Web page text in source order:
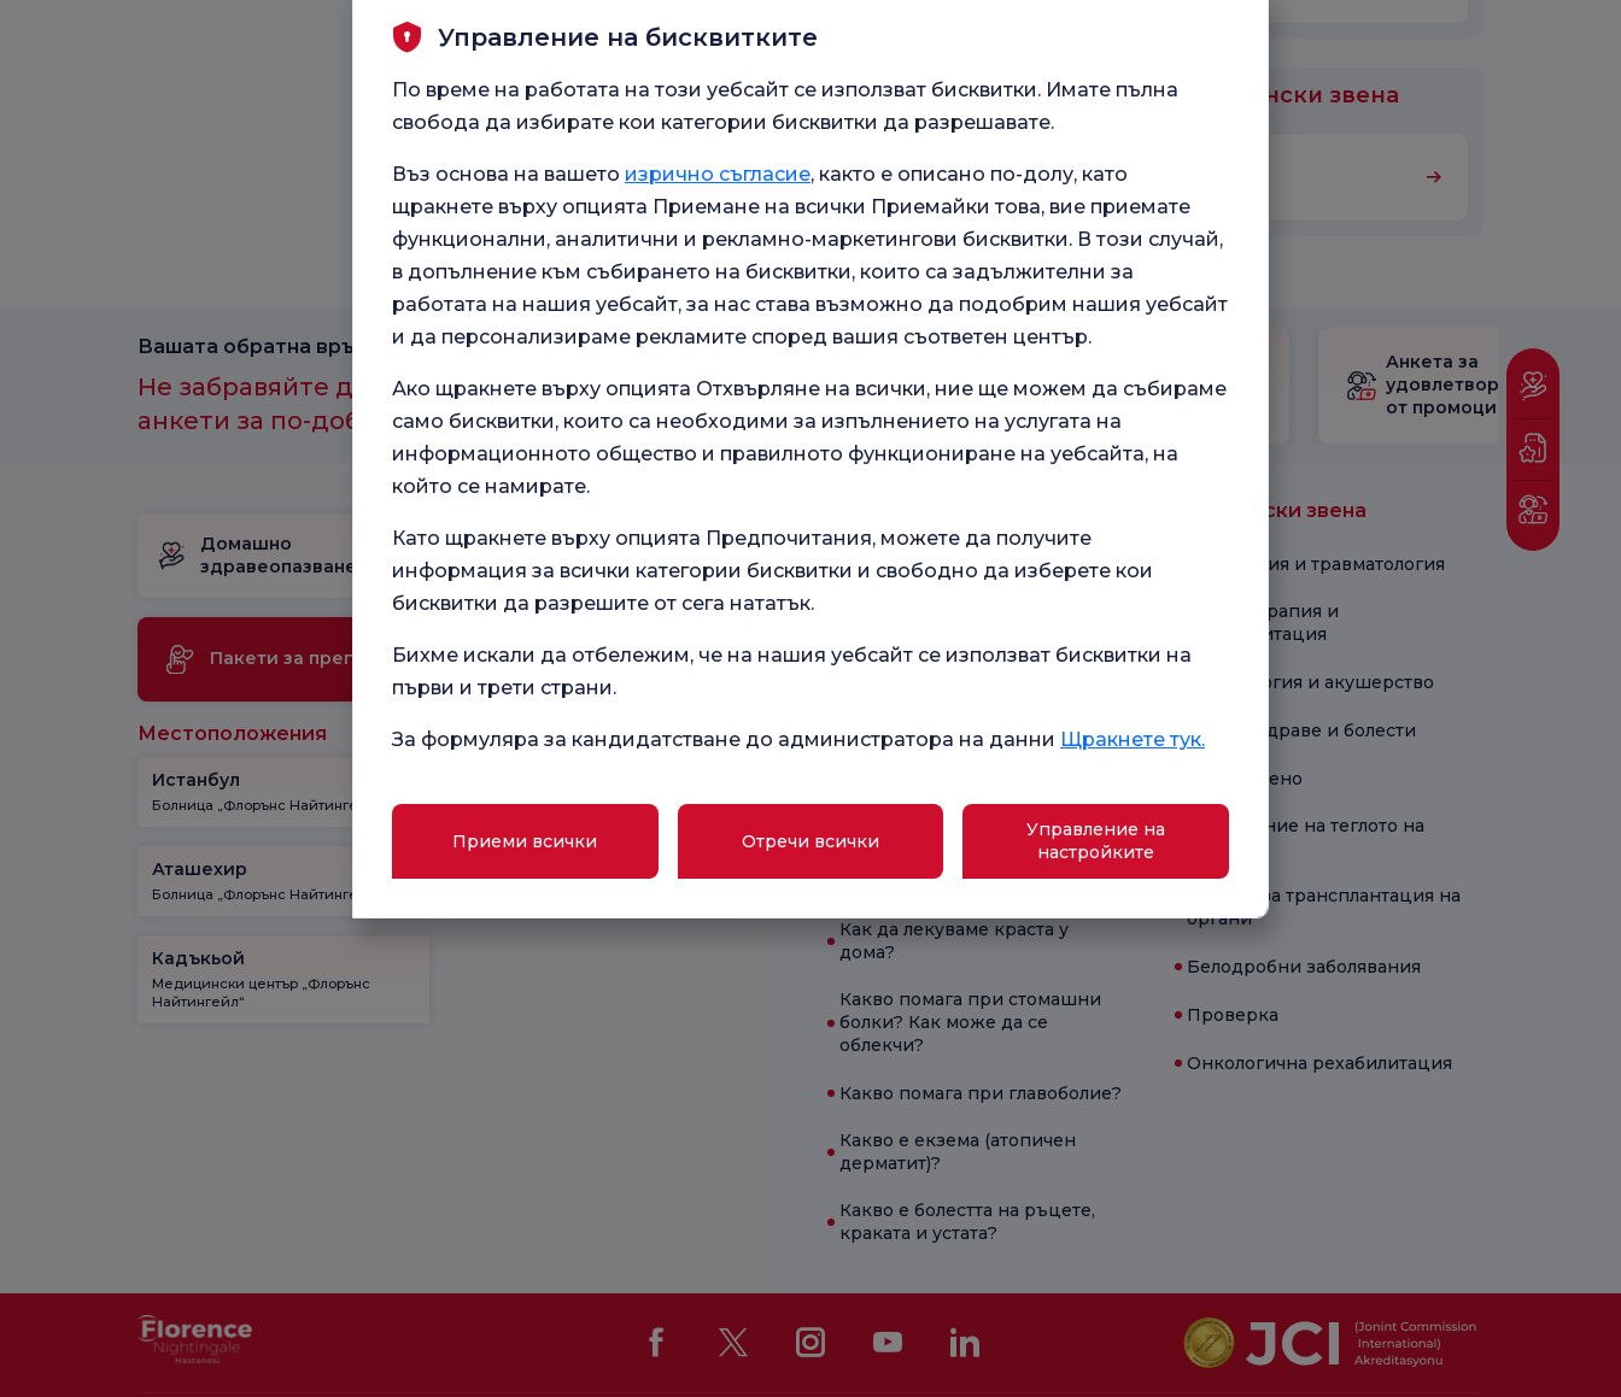
Работили са медицински звена
радиологични
Домашно
здравеопазване
Пакет за
раждане
Училище за
бременност
Пакети за преглед
Медицински
технологии
Местоположения
Истанбул
Болница „Флорънс Найтингейл“ Болница „Флорънс Найтингейл“
Аташехир
Болница „Флорънс Найтингейл“
Кадъкьой
Медицински център „Флорънс
Найтингейл“
състояние
Какви са симптомите на
дефицит на B12?
хемороидите?
Кога трябва да се направи тест
за бременност?
Как да лекуваме краста у
дома?
Какво помага при стомашни
болки? Как може да се
облекчи?
Какво помага при главоболие?
Какво е екзема (атопичен
дерматит)?
Какво е болестта на ръцете,
краката и устата?
Медицински звена
Ортопедия и травматология
Физиотерапия и
рехабилитация
Гинекология и акушерство
Детско здраве и болести
Новородено
Управление на теглото на
Център за трансплантация на
органи
Белодробни заболявания
Проверка
Онкологична рехабилитация
Вашата обратна връзка е важна за нас.
Не забравяйте да участвате в нашите
анкети за по-добро здравно изживяване.
удовлетворение
Анкетата за
Анкета за
удовлетвореност
от промоцията
Управление на бисквитките
По време на работата на този уебсайт се използват бисквитки. Имате пълна
свобода да избирате кои категории бисквитки да разрешавате.
Въз основа на вашето изрично съгласие, както е описано по-долу, като
щракнете върху опцията Приемане на всички Приемайки това, вие приемате
функционални, аналитични и рекламно-маркетингови бисквитки. В този случай,
в допълнение към събирането на бисквитки, които са задължителни за
работата на нашия уебсайт, за нас става възможно да подобрим нашия уебсайт
и да персонализираме рекламите според вашия съответен център.
Ако щракнете върху опцията Отхвърляне на всички, ние ще можем да събираме
само бисквитки, които са необходими за изпълнението на услугата на
информационното общество и правилното функциониране на уебсайта, на
който се намирате.
Като щракнете върху опцията Предпочитания, можете да получите
информация за всички категории бисквитки и свободно да изберете кои
бисквитки да разрешите от сега нататък.
Бихме искали да отбележим, че на нашия уебсайт се използват бисквитки на
първи и трети страни.
За формуляра за кандидатстване до администратора на данни Щракнете тук.
Приеми всички Отречи всички
Управление на
настройките